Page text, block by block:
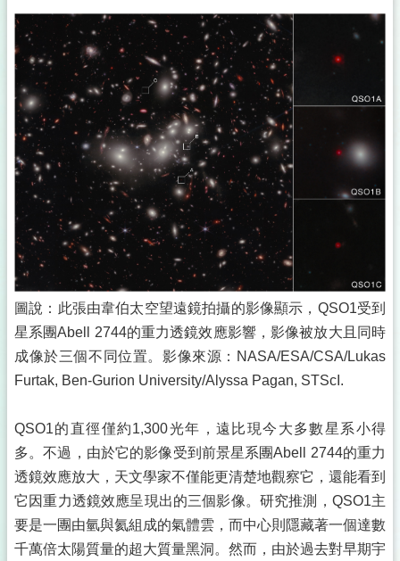
圖說：此張由韋伯太空望遠鏡拍攝的影像顯示，QSO1受到
星系團Abell 2744的重力透鏡效應影響，影像被放大且同時
成像於三個不同位置。影像來源：NASA/ESA/CSA/Lukas
Furtak, Ben-Gurion University/Alyssa Pagan, STScI.
QSO1的直徑僅約1,300光年，遠比現今大多數星系小得
多。不過，由於它的影像受到前景星系團Abell 2744的重力
透鏡效應放大，天文學家不僅能更清楚地觀察它，還能看到
它因重力透鏡效應呈現出的三個影像。研究推測，QSO1主
要是一團由氫與氦組成的氣體雲，而中心則隱藏著一個達數
千萬倍太陽質量的超大質量黑洞。然而，由於過去對早期宇